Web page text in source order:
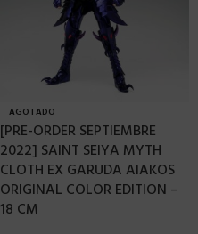
AGOTADO
[PRE-ORDER SEPTIEMBRE
2022] SAINT SEIYA MYTH
CLOTH EX GARUDA AIAKOS
ORIGINAL COLOR EDITION –
18 CM